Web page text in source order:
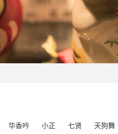
华香吟 小正 七贤 天狗舞